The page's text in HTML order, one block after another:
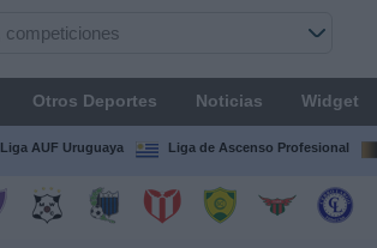
Otros Deportes Noticias Widget
Liga AUF Uruguaya Liga de Ascenso Profesional